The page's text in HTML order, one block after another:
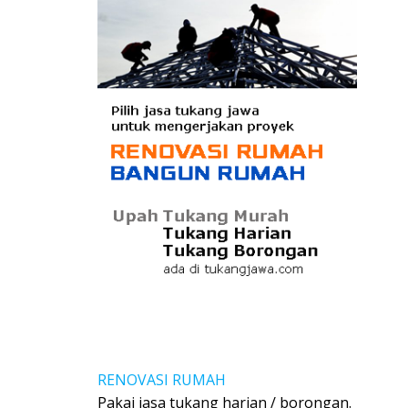
RENOVASI RUMAH
Pakai jasa tukang harian / borongan.